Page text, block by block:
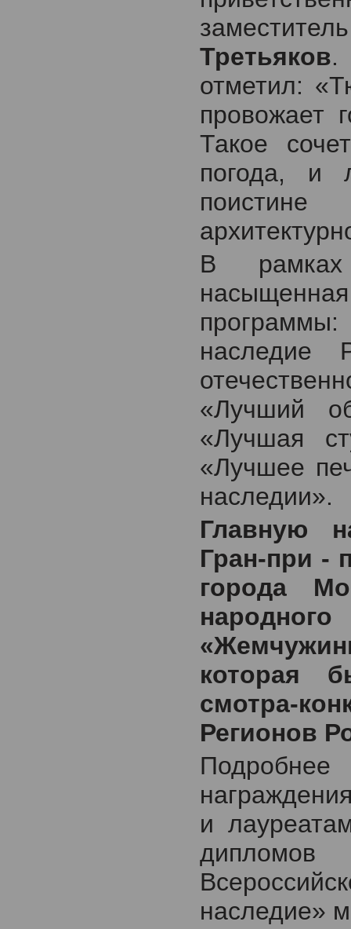
Третьяков.
отметил:
провожает
Такое
погода, и
В
программы:
наследие
«Лучший
«Лучшая
«Лучшее
наследии».
Главную
Гран-при -
города
которая
смотра-
Регионов
Подробнее
и
наследие»